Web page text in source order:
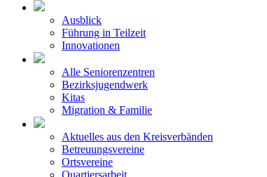
Ausblick
Führung in Teilzeit
Innovationen
Alle Seniorenzentren
Bezirksjugendwerk
Kitas
Migration & Familie
Aktuelles aus den Kreisverbänden
Betreuungsvereine
Ortsvereine
Quartiersarbeit